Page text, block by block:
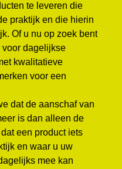
te leveren die
praktijk en die hierin
Of u nu op zoek bent
voor dagelijkse
kwalitatieve
voor een
dat de aanschaf van
is dan alleen de
een product iets
en waar u uw
mee kan